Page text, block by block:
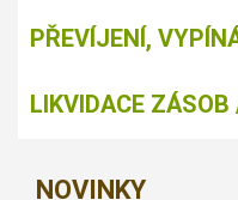
PŘEVÍJENÍ,
LIKVIDACE
NOVINKY